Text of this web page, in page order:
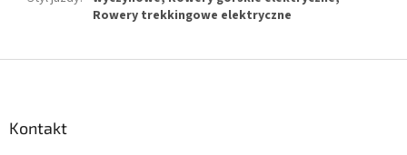
Rowery trekkingowe elektryczne
Kontakt